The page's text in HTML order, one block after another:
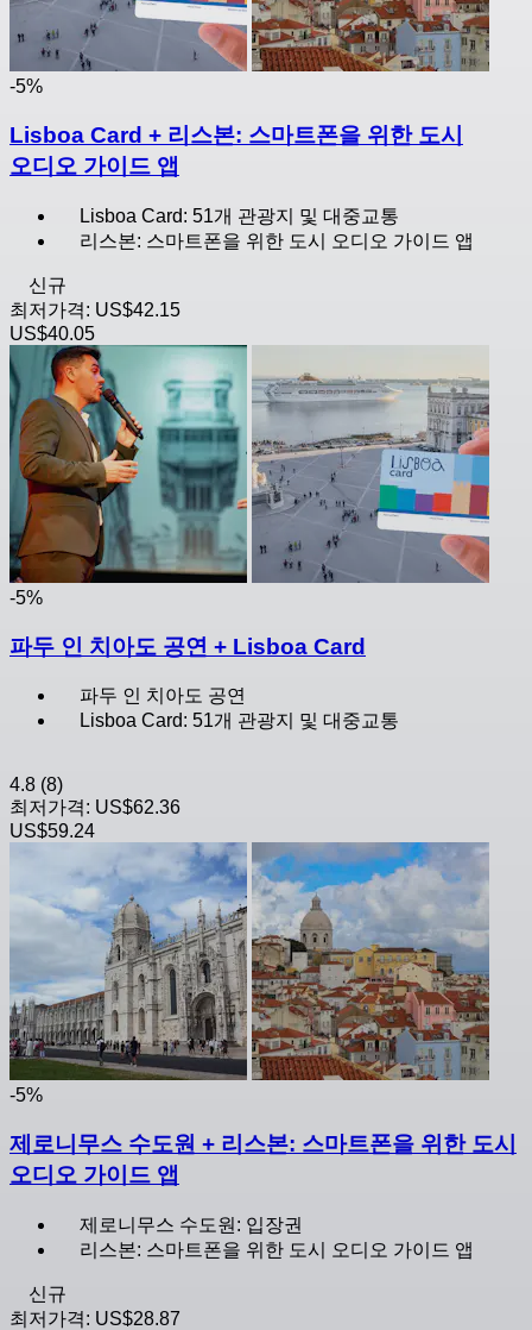
-5%
Lisboa Card + 리스본: 스마트폰을 위한 도시
오디오 가이드 앱
Lisboa Card: 51개 관광지 및 대중교통
리스본: 스마트폰을 위한 도시 오디오 가이드 앱
신규
최저가격: US$42.15
US$40.05
-5%
파두 인 치아도 공연 + Lisboa Card
파두 인 치아도 공연
Lisboa Card: 51개 관광지 및 대중교통
4.8 (8)
최저가격: US$62.36
US$59.24
-5%
제로니무스 수도원 + 리스본: 스마트폰을 위한 도시
오디오 가이드 앱
제로니무스 수도원: 입장권
리스본: 스마트폰을 위한 도시 오디오 가이드 앱
신규
최저가격: US$28.87